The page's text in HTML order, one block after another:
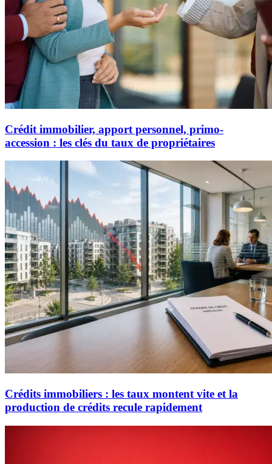
Crédit immobilier, apport personnel, primo-
accession : les clés du taux de propriétaires
Crédits immobiliers : les taux montent vite et la
production de crédits recule rapidement